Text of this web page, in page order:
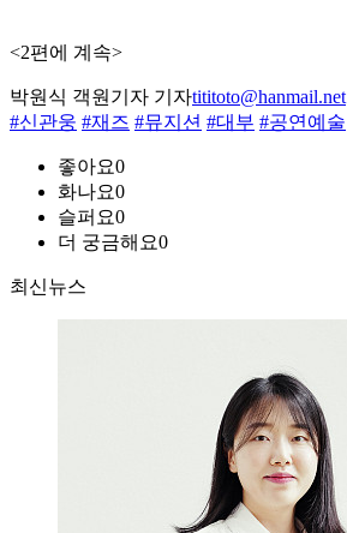
<2편에 계속>
박원식 객원기자 기자tititoto@hanmail.net
#신관웅 #재즈 #뮤지션 #대부 #공연예술
좋아요0
화나요0
슬퍼요0
더 궁금해요0
최신뉴스